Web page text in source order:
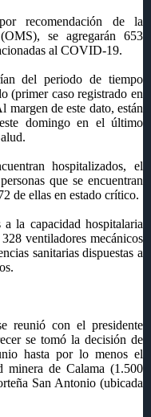
recomendación de la
se agregarán 653
al COVID-19.
del periodo de tiempo
(primer caso registrado en
de este dato, están
domingo en el último
hospitalizados, el
que se encuentran
de ellas en estado crítico.
la capacidad hospitalaria
ventiladores mecánicos
sanitarias dispuestas a
reunió con el presidente
se tomó la decisión de
hasta por lo menos el
minera de Calama (1.500
San Antonio (ubicada